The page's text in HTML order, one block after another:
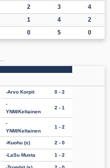
2 3
4
1 4
2
0 5 0
Arvo Korpit 0 - 2
YNM/Keltainen
2 - 1
YNM/Keltainen
1 - 2
Kuohu (s) 2 - 0
LaSu Musta 1 - 2